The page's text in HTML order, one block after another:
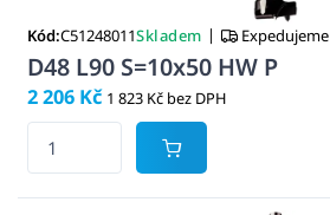
Kód:C51248011Skladem | Expedujeme
D48 L90 S=10x50 HW P
2 206 Kč 1 823 Kč bez DPH